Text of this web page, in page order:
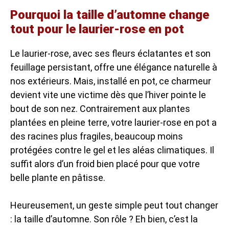
Pourquoi la taille d’automne change
tout pour le laurier-rose en pot
Le laurier-rose, avec ses fleurs éclatantes et son
feuillage persistant, offre une élégance naturelle à
nos extérieurs. Mais, installé en pot, ce charmeur
devient vite une victime dès que l’hiver pointe le
bout de son nez. Contrairement aux plantes
plantées en pleine terre, votre laurier-rose en pot a
des racines plus fragiles, beaucoup moins
protégées contre le gel et les aléas climatiques. Il
suffit alors d’un froid bien placé pour que votre
belle plante en pâtisse.
Heureusement, un geste simple peut tout changer
: la taille d’automne. Son rôle ? Eh bien, c’est la